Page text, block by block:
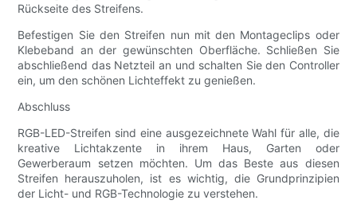
Rückseite des Streifens.
Befestigen Sie den Streifen nun mit den Montageclips oder
Klebeband an der gewünschten Oberfläche. Schließen Sie
abschließend das Netzteil an und schalten Sie den Controller
ein, um den schönen Lichteffekt zu genießen.
Abschluss
RGB-LED-Streifen sind eine ausgezeichnete Wahl für alle, die
kreative Lichtakzente in ihrem Haus, Garten oder
Gewerberaum setzen möchten. Um das Beste aus diesen
Streifen herauszuholen, ist es wichtig, die Grundprinzipien
der Licht- und RGB-Technologie zu verstehen.